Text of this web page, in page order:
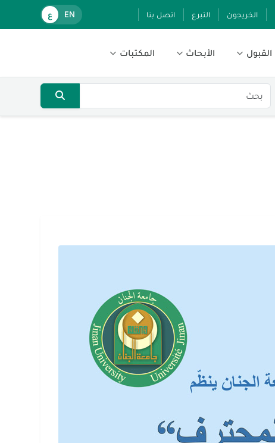
الخريجون التبرع اتصل بنا EN ع
القبول الأبحاث المكتبات